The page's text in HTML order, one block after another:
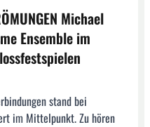
Michael
Ensemble im
stand bei
im Mittelpunkt. Zu hören